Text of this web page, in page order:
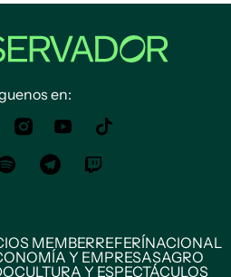
en:
MEMBERREFERÍNACIONAL
Y EMPRESASAGRO
CULTURA Y ESPECTÁCULOS